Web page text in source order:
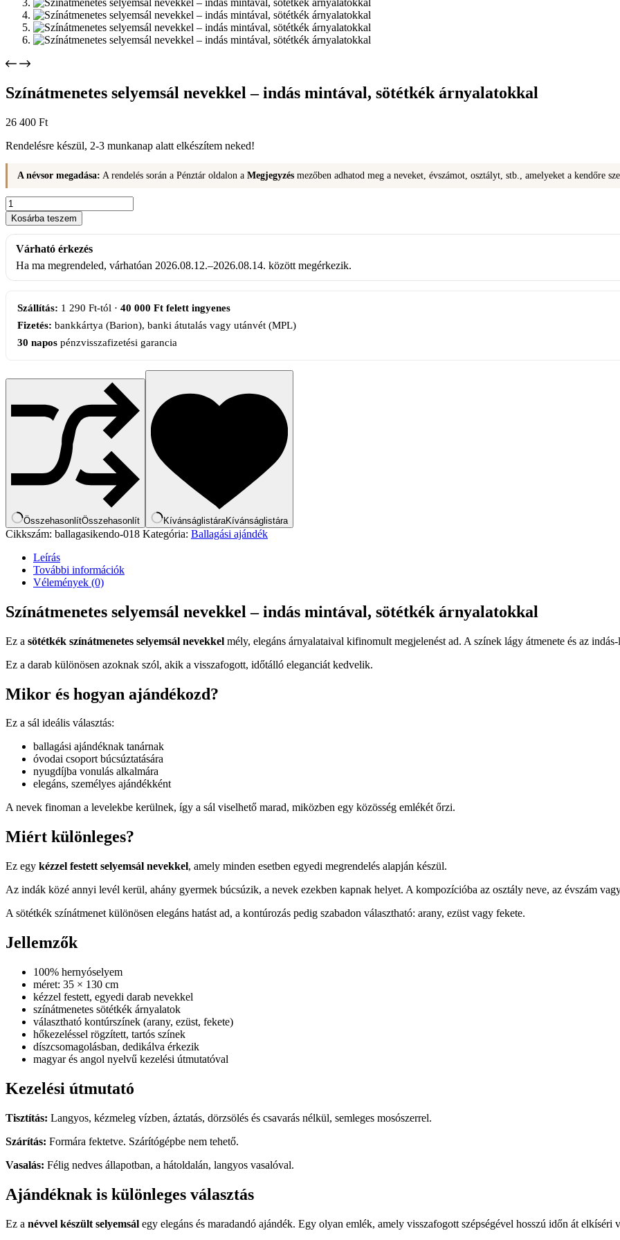
Színátmenetes selyemsál nevekkel – indás mintával, sötétkék árnyalatokkal
26 400 Ft
Rendelésre készül, 2-3 munkanap alatt elkészítem neked!
A névsor megadása: A rendelés során a Pénztár oldalon a Megjegyzés mezőben adhatod meg a neveket, évszámot, osztályt, stb., amelyeket a kendőre
Színátmenetes
selyemsál
nevekkel
–
indás
mintával,
sötétkék
Kosárba teszem
Várható érkezés
Ha ma megrendeled, várhatóan 2026.08.12.–2026.08.14. között megérkezik.
Szállítás: 1 290 Ft-tól · 40 000 Ft felett ingyenes
Fizetés: bankkártya (Barion), banki átutalás vagy utánvét (MPL)
30 napos pénzvisszafizetési garancia
ÖsszehasonlítÖsszehasonlít KívánságlistáraKívánságlistára
Cikkszám: ballagasikendo-018 Kategória: Ballagási ajándék
Leírás
További információk
Vélemények (0)
Színátmenetes selyemsál nevekkel – indás mintával, sötétkék árnyalatokkal
Ez a sötétkék színátmenetes selyemsál nevekkel mély, elegáns árnyalataival kifinomult megjelenést ad. A színek lágy átmenete és az
Ez a darab különösen azoknak szól, akik a visszafogott, időtálló eleganciát kedvelik.
Mikor és hogyan ajándékozd?
Ez a sál ideális választás:
ballagási ajándéknak tanárnak
óvodai csoport búcsúztatására
nyugdíjba vonulás alkalmára
elegáns, személyes ajándékként
A nevek finoman a levelekbe kerülnek, így a sál viselhető marad, miközben egy közösség emlékét őrzi.
Miért különleges?
Ez egy kézzel festett selyemsál nevekkel, amely minden esetben egyedi megrendelés alapján készül.
Az indák közé annyi levél kerül, ahány gyermek búcsúzik, a nevek ezekben kapnak helyet. A kompozícióba az osztály neve, az évszám
A sötétkék színátmenet különösen elegáns hatást ad, a kontúrozás pedig szabadon választható: arany, ezüst vagy fekete.
Jellemzők
100% hernyóselyem
méret: 35 × 130 cm
kézzel festett, egyedi darab nevekkel
színátmenetes sötétkék árnyalatok
választható kontúrszínek (arany, ezüst, fekete)
hőkezeléssel rögzített, tartós színek
díszcsomagolásban, dedikálva érkezik
magyar és angol nyelvű kezelési útmutatóval
Kezelési útmutató
Tisztítás: Langyos, kézmeleg vízben, áztatás, dörzsölés és csavarás nélkül, semleges mosószerrel.
Szárítás: Formára fektetve. Szárítógépbe nem tehető.
Vasalás: Félig nedves állapotban, a hátoldalán, langyos vasalóval.
Ajándéknak is különleges választás
Ez a névvel készült selyemsál egy elegáns és maradandó ajándék. Egy olyan emlék, amely visszafogott szépségével hosszú időn át elkíséri